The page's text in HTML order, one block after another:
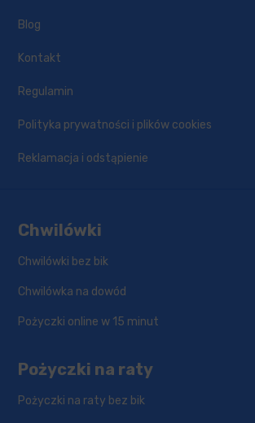
Blog
Kontakt
Regulamin
Polityka prywatności i plików cookies
Reklamacja i odstąpienie
Chwilówki
Chwilówki bez bik
Chwilówka na dowód
Pożyczki online w 15 minut
Pożyczki na raty
Pożyczki na raty bez bik